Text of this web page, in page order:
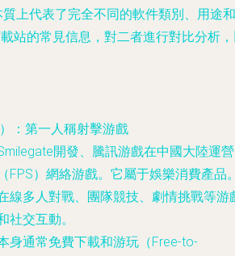
上代表了完全不同的軟件類別、用途和
站的常見信息，對二者進行對比分析
：第一人稱射擊游戲
開發、騰訊游戲在中國大陸運
FPS）網絡游戲。它屬于娛樂消費產品
線多人對戰、團隊競技、劇情挑戰等游
社交互動。
身通常免費下載和游玩（Free-to-